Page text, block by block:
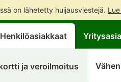
on lähetetty huijausviestejä.
Henkilöasiakkaat
ja veroilmoitus